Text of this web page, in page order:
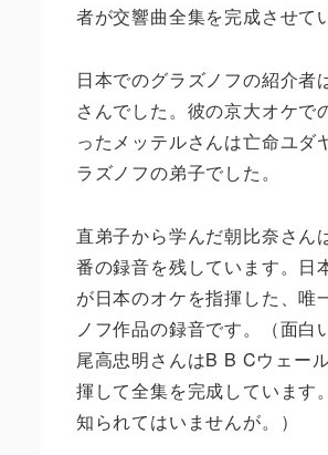
者が交響曲全集を完成させて
日本でのグラズノフの紹介者
さんでした。彼の京大オケで
ったメッテルさんは亡命ユダ
ラズノフの弟子でした。
直弟子から学んだ朝比奈さん
番の録音を残しています。日
が日本のオケを指揮した、唯
ノフ作品の録音です。（面白
尾高忠明さんはB B Cウェー
揮して全集を完成しています
知られてはいませんが。）